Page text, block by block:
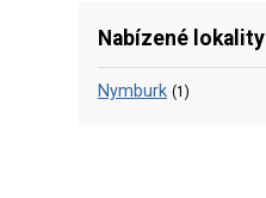
Nabízené lokality
Nymburk (1)